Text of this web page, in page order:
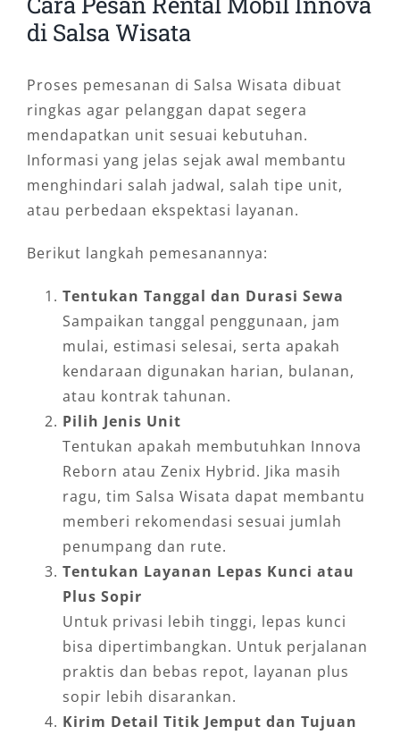
di Salsa Wisata
Proses pemesanan di Salsa Wisata dibuat
ringkas agar pelanggan dapat segera
mendapatkan unit sesuai kebutuhan.
Informasi yang jelas sejak awal membantu
menghindari salah jadwal, salah tipe unit,
atau perbedaan ekspektasi layanan.
Berikut langkah pemesanannya:
Tentukan Tanggal dan Durasi Sewa
Sampaikan tanggal penggunaan, jam
mulai, estimasi selesai, serta apakah
kendaraan digunakan harian, bulanan,
atau kontrak tahunan.
Pilih Jenis Unit
Tentukan apakah membutuhkan Innova
Reborn atau Zenix Hybrid. Jika masih
ragu, tim Salsa Wisata dapat membantu
memberi rekomendasi sesuai jumlah
penumpang dan rute.
Tentukan Layanan Lepas Kunci atau
Plus Sopir
Untuk privasi lebih tinggi, lepas kunci
bisa dipertimbangkan. Untuk perjalanan
praktis dan bebas repot, layanan plus
sopir lebih disarankan.
Kirim Detail Titik Jemput dan Tujuan